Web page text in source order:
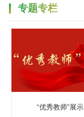
专题专栏
“优秀教师”展示